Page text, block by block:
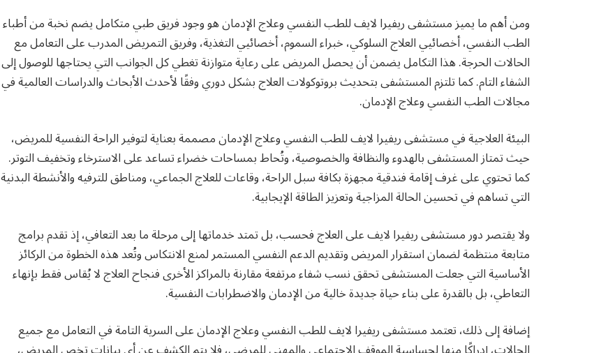
ومن أهم ما يميز مستشفى ريفيرا لايف للطب النفسي وعلاج الإدمان هو وجود فريق طبي متكامل يضم نخبة من أطباء
الطب النفسي، أخصائيي العلاج السلوكي، خبراء السموم، أخصائيي التغذية، وفريق التمريض المدرب على التعامل مع
الحالات الحرجة. هذا التكامل يضمن أن يحصل المريض على رعاية متوازنة تغطي كل الجوانب التي يحتاجها للوصول إلى
الشفاء التام. كما تلتزم المستشفى بتحديث بروتوكولات العلاج بشكل دوري وفقًا لأحدث الأبحاث والدراسات العالمية في
مجالات الطب النفسي وعلاج الإدمان.
البيئة العلاجية في مستشفى ريفيرا لايف للطب النفسي وعلاج الإدمان مصممة بعناية لتوفير الراحة النفسية للمريض،
حيث تمتاز المستشفى بالهدوء والنظافة والخصوصية، وتُحاط بمساحات خضراء تساعد على الاسترخاء وتخفيف التوتر.
كما تحتوي على غرف إقامة فندقية مجهزة بكافة سبل الراحة، وقاعات للعلاج الجماعي، ومناطق للترفيه والأنشطة البدنية
التي تساهم في تحسين الحالة المزاجية وتعزيز الطاقة الإيجابية.
ولا يقتصر دور مستشفى ريفيرا لايف على العلاج فحسب، بل تمتد خدماتها إلى مرحلة ما بعد التعافي، إذ تقدم برامج
متابعة منتظمة لضمان استقرار المريض وتقديم الدعم النفسي المستمر لمنع الانتكاس وتُعد هذه الخطوة من الركائز
الأساسية التي جعلت المستشفى تحقق نسب شفاء مرتفعة مقارنة بالمراكز الأخرى فنجاح العلاج لا يُقاس فقط بإنهاء
التعاطي، بل بالقدرة على بناء حياة جديدة خالية من الإدمان والاضطرابات النفسية.
إضافة إلى ذلك، تعتمد مستشفى ريفيرا لايف للطب النفسي وعلاج الإدمان على السرية التامة في التعامل مع جميع